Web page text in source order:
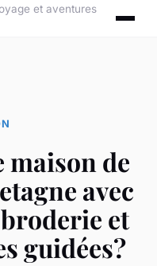
et aventures
maison de
avec
et
guidées?